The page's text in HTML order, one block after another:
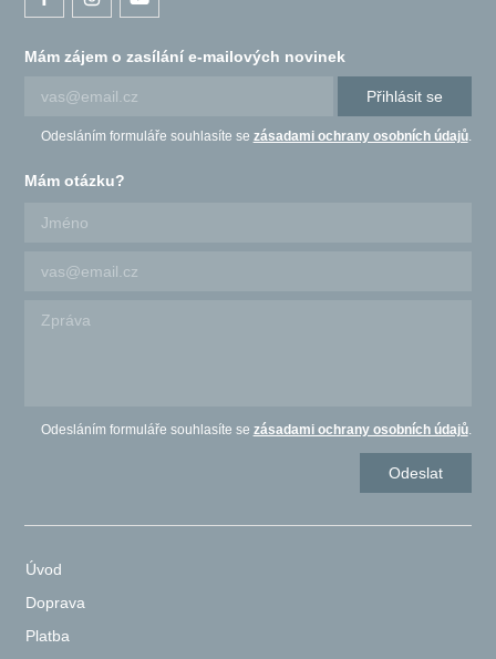
Mám zájem o zasílání e-mailových novinek
Přihlásit se
Odesláním formuláře souhlasíte se zásadami ochrany osobních údajů.
Mám otázku?
Odesláním formuláře souhlasíte se zásadami ochrany osobních údajů.
Úvod
Doprava
Platba